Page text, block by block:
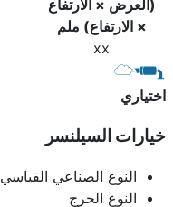
(العرض × الارتفاع
× الارتفاع) ملم
xx
اختياري
خيارات السيلنسر
النوع الصناعي القياسي
النوع الحرج